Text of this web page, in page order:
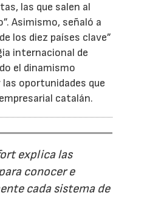
las que salen al
Asimismo, señaló a
los diez países clave”
internacional de
el dinamismo
oportunidades que
catalán.
explica las
conocer e
cada sistema de